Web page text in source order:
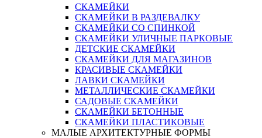
СКАМЕЙКИ
СКАМЕЙКИ В РАЗДЕВАЛКУ
СКАМЕЙКИ СО СПИНКОЙ
СКАМЕЙКИ УЛИЧНЫЕ ПАРКОВЫЕ
ДЕТСКИЕ СКАМЕЙКИ
СКАМЕЙКИ ДЛЯ МАГАЗИНОВ
КРАСИВЫЕ СКАМЕЙКИ
ЛАВКИ СКАМЕЙКИ
МЕТАЛЛИЧЕСКИЕ СКАМЕЙКИ
САДОВЫЕ СКАМЕЙКИ
СКАМЕЙКИ БЕТОННЫЕ
СКАМЕЙКИ ПЛАСТИКОВЫЕ
МАЛЫЕ АРХИТЕКТУРНЫЕ ФОРМЫ